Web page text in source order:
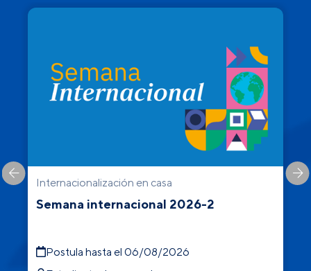
Internacionalización en casa
Semana internacional 2026-2
Postula hasta el 06/08/2026